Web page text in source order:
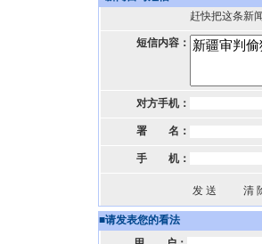
赶快把这条新
短信内容：
对方手机：
署 名：
手 机：
■请发表您的看法